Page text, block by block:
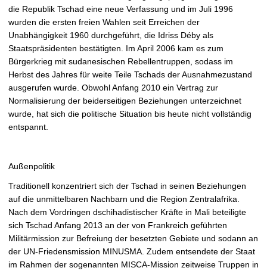
die Republik Tschad eine neue Verfassung und im Juli 1996
wurden die ersten freien Wahlen seit Erreichen der
Unabhängigkeit 1960 durchgeführt, die Idriss Déby als
Staatspräsidenten bestätigten. Im April 2006 kam es zum
Bürgerkrieg mit sudanesischen Rebellentruppen, sodass im
Herbst des Jahres für weite Teile Tschads der Ausnahmezustand
ausgerufen wurde. Obwohl Anfang 2010 ein Vertrag zur
Normalisierung der beiderseitigen Beziehungen unterzeichnet
wurde, hat sich die politische Situation bis heute nicht vollständig
entspannt.
Außenpolitik
Traditionell konzentriert sich der Tschad in seinen Beziehungen
auf die unmittelbaren Nachbarn und die Region Zentralafrika.
Nach dem Vordringen dschihadistischer Kräfte in Mali beteiligte
sich Tschad Anfang 2013 an der von Frankreich geführten
Militärmission zur Befreiung der besetzten Gebiete und sodann an
der UN-Friedensmission MINUSMA. Zudem entsendete der Staat
im Rahmen der sogenannten MISCA-Mission zeitweise Truppen in